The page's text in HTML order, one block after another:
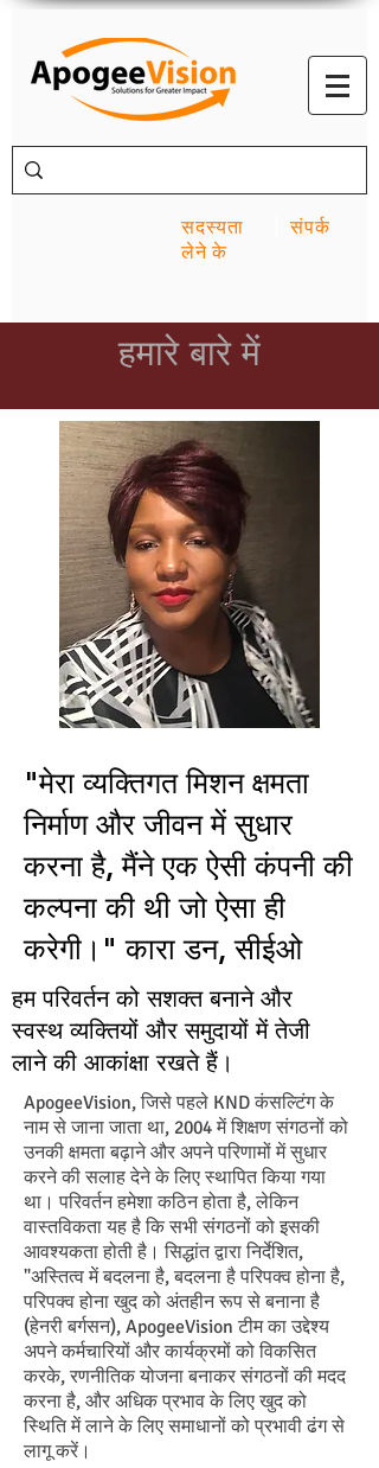
सदस्यता
लेने के
संपर्क
हमारे बारे में
"मेरा व्यक्तिगत मिशन क्षमता
निर्माण और जीवन में सुधार
करना है, मैंने एक ऐसी कंपनी की
कल्पना की थी जो ऐसा ही
करेगी।" कारा डन, सीईओ
हम परिवर्तन को सशक्त बनाने और
स्वस्थ व्यक्तियों और समुदायों में तेजी
लाने की आकांक्षा रखते हैं।
ApogeeVision, जिसे पहले KND कंसल्टिंग के
नाम से जाना जाता था, 2004 में शिक्षण संगठनों को
उनकी क्षमता बढ़ाने और अपने परिणामों में सुधार
करने की सलाह देने के लिए स्थापित किया गया
था। परिवर्तन हमेशा कठिन होता है, लेकिन
वास्तविकता यह है कि सभी संगठनों को इसकी
आवश्यकता होती है। सिद्धांत द्वारा निर्देशित,
"अस्तित्व में बदलना है, बदलना है परिपक्व होना है,
परिपक्व होना खुद को अंतहीन रूप से बनाना है
(हेनरी बर्गसन), ApogeeVision टीम का उद्देश्य
अपने कर्मचारियों और कार्यक्रमों को विकसित
करके, रणनीतिक योजना बनाकर संगठनों की मदद
करना है, और अधिक प्रभाव के लिए खुद को
स्थिति में लाने के लिए समाधानों को प्रभावी ढंग से
लागू करें।